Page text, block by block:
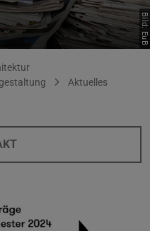
Bild: EuB
Aktuelles